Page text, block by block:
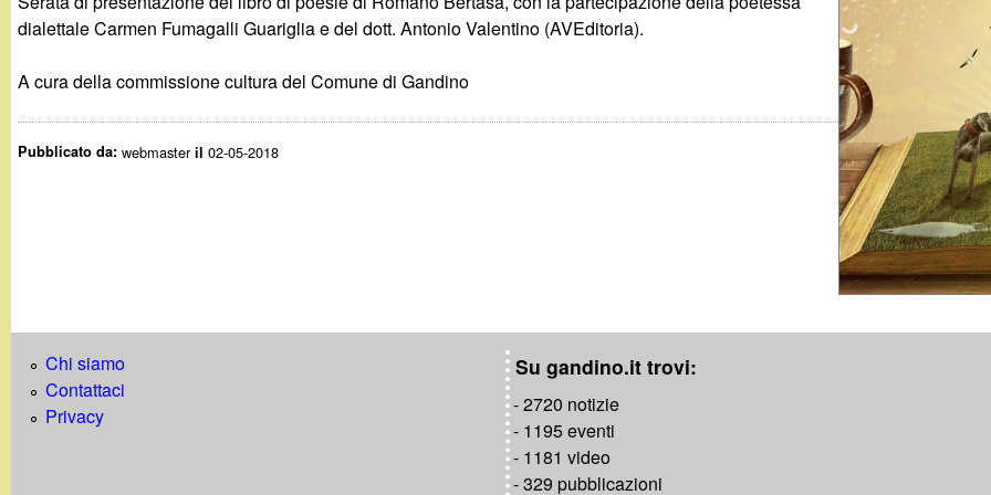
g
a
n
o
dialettale Carmen Fumagalli Guariglia e del dott. Antonio Valentino (AVEditoria).
A cura della commissione cultura del Comune di Gandino
Pubblicato da:webmasteril 02-05-2018
Chi siamo
Contattaci
Privacy
Su gandino.it trovi:
- 2720 notizie
- 1195 eventi
- 1181 video
- 329 pubblicazioni